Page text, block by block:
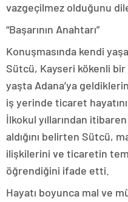
vazgeçilmez olduğunu
“Başarının Anahtarı”
Konuşmasında kendi
Sütcü, Kayseri kökenli
yaşta Adana’ya
iş yerinde ticaret hayatını
İlkokul yıllarından
aldığını belirten Sütcü,
ilişkilerini ve ticaretin
öğrendiğini ifade etti.
Hayatı boyunca mal ve